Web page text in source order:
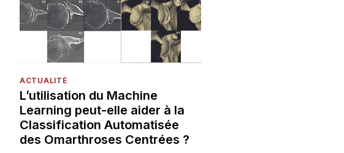
ACTUALITÉ
L’utilisation du Machine
Learning peut-elle aider à la
Classification Automatisée
des Omarthroses Centrées ?